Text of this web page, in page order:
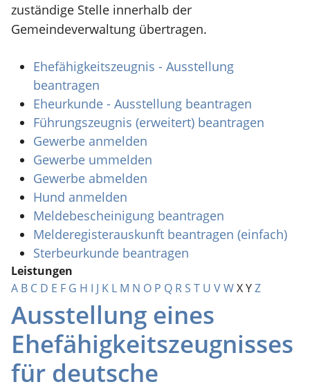
zuständige Stelle innerhalb der
Gemeindeverwaltung übertragen.
Ehefähigkeitszeugnis - Ausstellung
beantragen
Eheurkunde - Ausstellung beantragen
Führungszeugnis (erweitert) beantragen
Gewerbe anmelden
Gewerbe ummelden
Gewerbe abmelden
Hund anmelden
Meldebescheinigung beantragen
Melderegisterauskunft beantragen (einfach)
Sterbeurkunde beantragen
Leistungen
A B C D E F G H I J K L M N O P Q R S T U VWXYZ
Ausstellung eines
Ehefähigkeitszeugnisses
für deutsche